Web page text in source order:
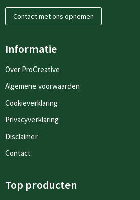
Contact met ons opnemen
Informatie
Over ProCreative
Algemene voorwaarden
Cookieverklaring
Privacyverklaring
Disclaimer
Contact
Top producten